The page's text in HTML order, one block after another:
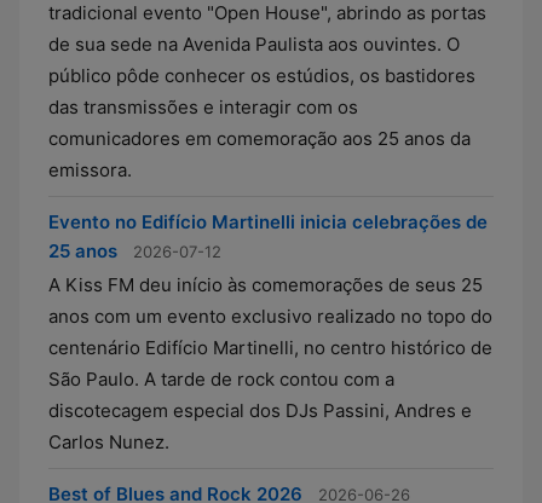
tradicional evento "Open House", abrindo as portas
de sua sede na Avenida Paulista aos ouvintes. O
público pôde conhecer os estúdios, os bastidores
das transmissões e interagir com os
comunicadores em comemoração aos 25 anos da
emissora.
Evento no Edifício Martinelli inicia celebrações de
25 anos
2026-07-12
A Kiss FM deu início às comemorações de seus 25
anos com um evento exclusivo realizado no topo do
centenário Edifício Martinelli, no centro histórico de
São Paulo. A tarde de rock contou com a
discotecagem especial dos DJs Passini, Andres e
Carlos Nunez.
Best of Blues and Rock 2026 2026-06-26